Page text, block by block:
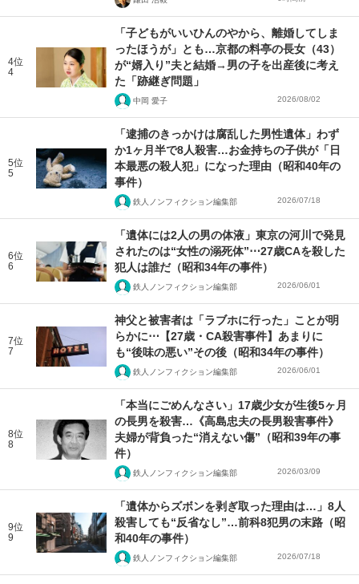
4位
4
「子どもがいいひんのやから、離婚してしま
ったほうが」とも…京都の料亭の長女（43）
が“婿入り”夫と結婚→男の子を出産後に考え
た「跡継ぎ問題」
中岡 愛子 2026/08/02
5位
5
「逮捕のきっかけは腐乱した男性遺体」わず
か1ヶ月半で8人殺害…お金持ちの子供が「日
本最悪の殺人犯」になった理由（昭和40年の
事件）
鉄人ノンフィクション編集部 2026/07/18
6位
6
「遺体には2人の男の体液」東京の河川で発見
されたのは“女性の溺死体”⋯27歳CAを殺した
犯人は誰だ（昭和34年の事件）
鉄人ノンフィクション編集部 2026/06/01
7位
7
神父と被害者は「ラブホに行った」ことが明
らかに⋯【27歳・CA殺害事件】あまりに
も“後味の悪い”その後（昭和34年の事件）
鉄人ノンフィクション編集部 2026/06/01
8位
8
「本当にごめんなさい」17歳少女が生後5ヶ月
の長男を殺害…《高島忠夫の長男殺害事件》
夫婦が背負った“消えない傷”（昭和39年の事
件）
鉄人ノンフィクション編集部 2026/03/09
9位
9
「遺体からズボンを剥ぎ取った理由は…」8人
殺害しても“反省なし”…前科8犯男の末路（昭
和40年の事件）
鉄人ノンフィクション編集部 2026/07/18